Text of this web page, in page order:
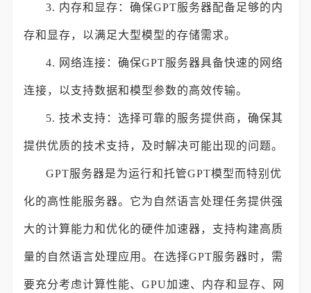
3. 内存和显存：确保GPT服务器配备足够的内
存和显存，以满足大型模型的存储需求。
4. 网络连接：确保GPT服务器具备快速的网络
连接，以支持数据和模型参数的高效传输。
5. 技术支持：选择可靠的服务提供商，确保其
提供优质的技术支持，及时解决可能出现的问题。
GPT服务器是为运行和托管GPT模型而特别优
化的高性能服务器。它为自然语言处理任务提供强
大的计算能力和优化的硬件加速器，支持构建高质
量的自然语言处理应用。在选择GPT服务器时，需
要充分考虑计算性能、GPU加速、内存和显存、网